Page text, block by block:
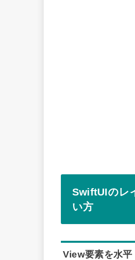
SwiftUIのレ
い方
View要素を水平